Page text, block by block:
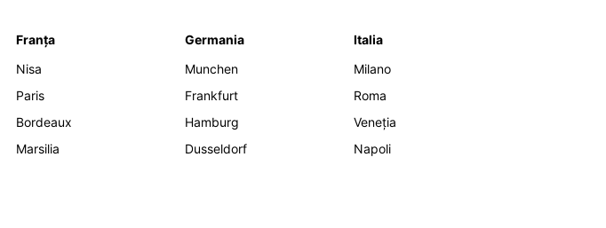
Franța
Nisa
Paris
Bordeaux
Marsilia
Germania
Munchen
Frankfurt
Hamburg
Dusseldorf
Italia
Milano
Roma
Veneția
Napoli